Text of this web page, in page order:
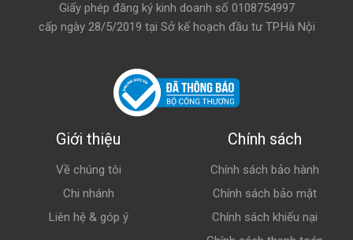
Giấy phép đăng ký kinh doanh số 0108754997
cấp ngày 28/5/2019 tại Sở kế hoạch đầu tư TP.Hà Nội
Giới thiệu
Về chúng tôi
Chi nhánh
Liên hệ & góp ý
Chính sách
Chính sách bảo hành
Chính sách bảo mật
Chính sách khiếu nại